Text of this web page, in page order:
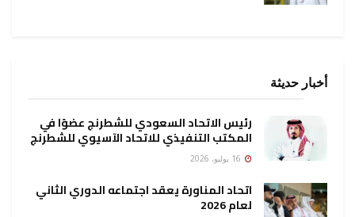
أخبار حديثة
رئيس الاتحاد السعودي للشطرنج عضوًا في
المكتب التنفيذي للاتحاد الآسيوي للشطرنج
اتحاد المناورة يعقد اجتماعه الدوري الثاني
لعام 2026